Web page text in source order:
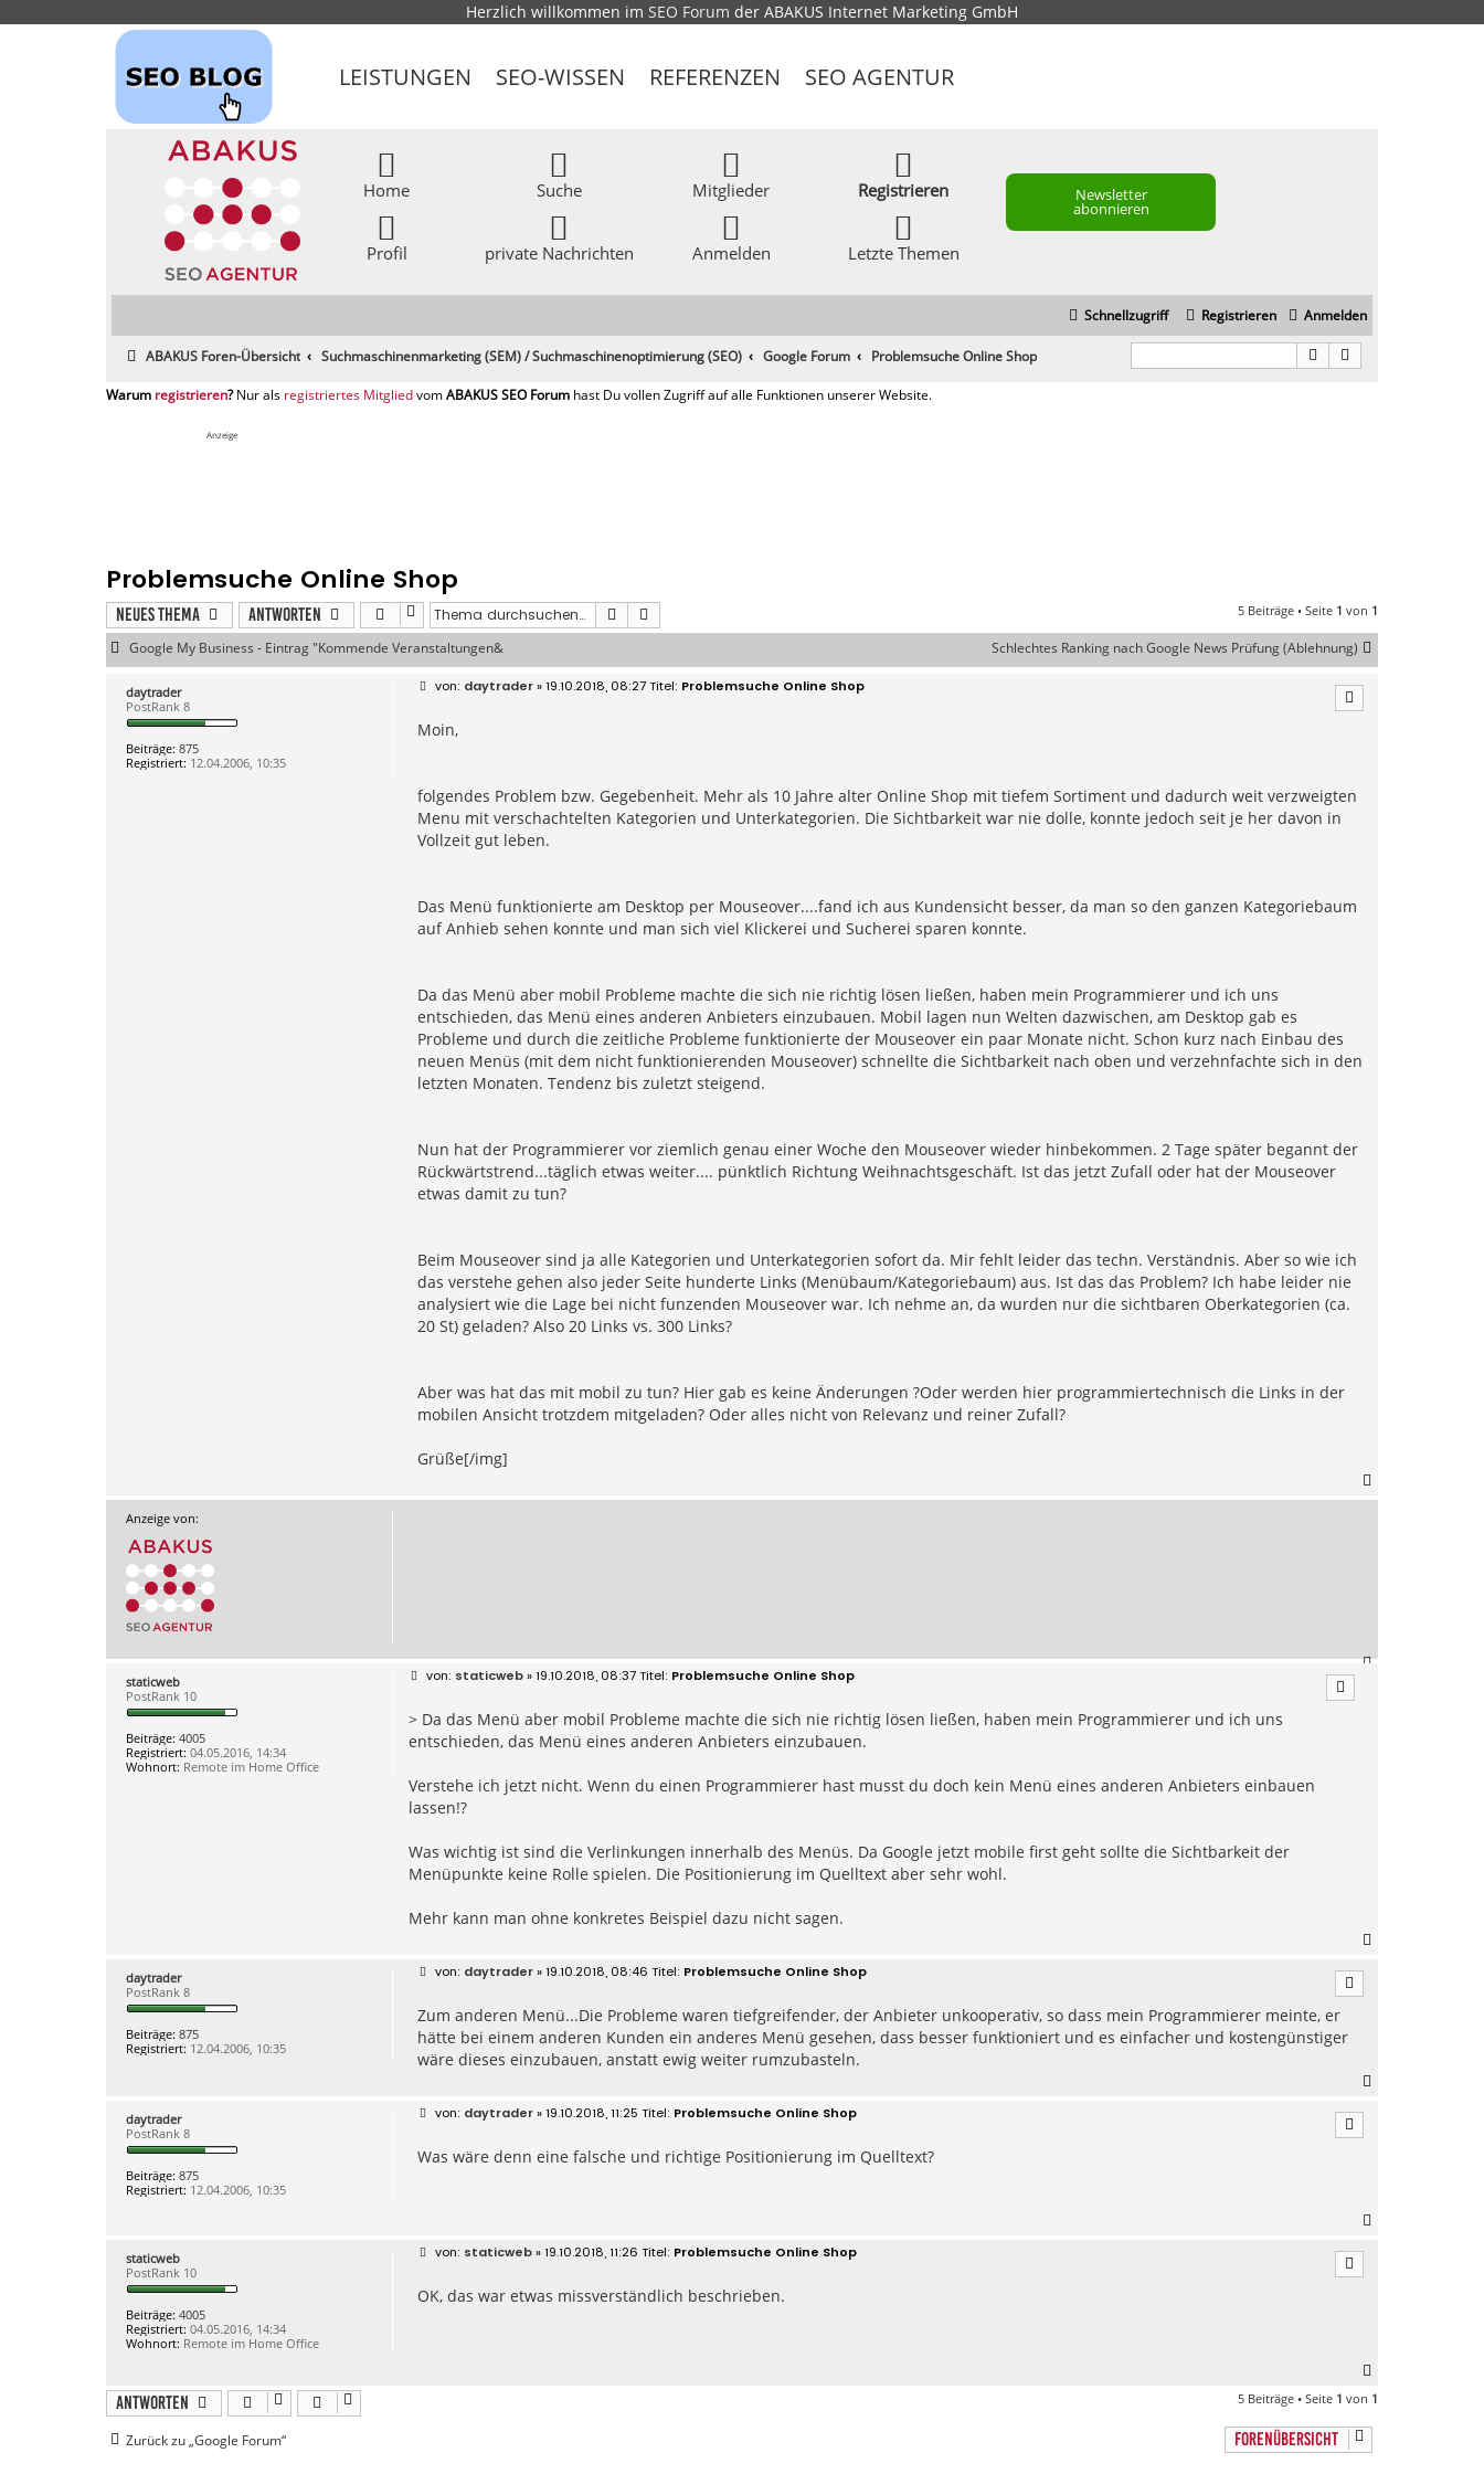
Herzlich willkommen im SEO Forum der ABAKUS Internet Marketing GmbH
LEISTUNGEN SEO-WISSEN REFERENZEN SEO AGENTUR
Home
Profil
Suche
private Nachrichten
Mitglieder
Anmelden
Registrieren
Letzte Themen
Newsletter
abonnieren
Schnellzugriff Anmelden
Registrieren
ABAKUS Foren-Übersicht Suchmaschinenmarketing (SEM) / Suchmaschinenoptimierung (SEO) Google Forum Problemsuche Online Shop
registrieren registriertes Mitglied
Anzeige
Problemsuche Online Shop
Neues Thema Antworten Suche 5 Beiträge • Seite 1 von 1
Google My Business - Eintrag "Kommende Veranstaltungen& Schlechtes Ranking nach Google News Prüfung (Ablehnung)
daytrader
PostRank 8
Beiträge: 875
Registriert: 12.04.2006, 10:35
B
t
daytrader» 19.10.2018, 08:27 Problemsuche Online Shop
Moin,
folgendes Problem bzw. Gegebenheit. Mehr als 10 Jahre alter Online Shop mit tiefem Sortiment und dadurch weit verzweigten
Menu mit verschachtelten Kategorien und Unterkategorien. Die Sichtbarkeit war nie dolle, konnte jedoch seit je her davon in
Vollzeit gut leben.
Das Menü funktionierte am Desktop per Mouseover....fand ich aus Kundensicht besser, da man so den ganzen Kategoriebaum
auf Anhieb sehen konnte und man sich viel Klickerei und Sucherei sparen konnte.
Da das Menü aber mobil Probleme machte die sich nie richtig lösen ließen, haben mein Programmierer und ich uns
entschieden, das Menü eines anderen Anbieters einzubauen. Mobil lagen nun Welten dazwischen, am Desktop gab es
Probleme und durch die zeitliche Probleme funktionierte der Mouseover ein paar Monate nicht. Schon kurz nach Einbau des
neuen Menüs (mit dem nicht funktionierenden Mouseover) schnellte die Sichtbarkeit nach oben und verzehnfachte sich in den
letzten Monaten. Tendenz bis zuletzt steigend.
Nun hat der Programmierer vor ziemlich genau einer Woche den Mouseover wieder hinbekommen. 2 Tage später begannt der
Rückwärtstrend...täglich etwas weiter.... pünktlich Richtung Weihnachtsgeschäft. Ist das jetzt Zufall oder hat der Mouseover
etwas damit zu tun?
Beim Mouseover sind ja alle Kategorien und Unterkategorien sofort da. Mir fehlt leider das techn. Verständnis. Aber so wie ich
das verstehe gehen also jeder Seite hunderte Links (Menübaum/Kategoriebaum) aus. Ist das das Problem? Ich habe leider nie
analysiert wie die Lage bei nicht funzenden Mouseover war. Ich nehme an, da wurden nur die sichtbaren Oberkategorien (ca.
20 St) geladen? Also 20 Links vs. 300 Links?
Aber was hat das mit mobil zu tun? Hier gab es keine Änderungen ?Oder werden hier programmiertechnisch die Links in der
mobilen Ansicht trotzdem mitgeladen? Oder alles nicht von Relevanz und reiner Zufall?
Grüße[/img]
a
Anzeige von:
N
staticweb
PostRank 10
Beiträge: 4005
Registriert: 04.05.2016, 14:34
Wohnort: Remote im Home Office
B
t
a
staticweb» 19.10.2018, 08:37 Problemsuche Online Shop
> Da das Menü aber mobil Probleme machte die sich nie richtig lösen ließen, haben mein Programmierer und ich uns
entschieden, das Menü eines anderen Anbieters einzubauen.
Verstehe ich jetzt nicht. Wenn du einen Programmierer hast musst du doch kein Menü eines anderen Anbieters einbauen
lassen!?
Was wichtig ist sind die Verlinkungen innerhalb des Menüs. Da Google jetzt mobile first geht sollte die Sichtbarkeit der
Menüpunkte keine Rolle spielen. Die Positionierung im Quelltext aber sehr wohl.
Mehr kann man ohne konkretes Beispiel dazu nicht sagen.
daytrader
PostRank 8
Beiträge: 875
Registriert: 12.04.2006, 10:35
B
t
a
g
daytrader» 19.10.2018, 08:46 Problemsuche Online Shop
Zum anderen Menü...Die Probleme waren tiefgreifender, der Anbieter unkooperativ, so dass mein Programmierer meinte, er
hätte bei einem anderen Kunden ein anderes Menü gesehen, dass besser funktioniert und es einfacher und kostengünstiger
wäre dieses einzubauen, anstatt ewig weiter rumzubasteln.
daytrader
PostRank 8
Beiträge: 875
Registriert: 12.04.2006, 10:35
B
t
daytrader» 19.10.2018, 11:25 Problemsuche Online Shop
Was wäre denn eine falsche und richtige Positionierung im Quelltext?
staticweb
PostRank 10
Beiträge: 4005
Registriert: 04.05.2016, 14:34
Wohnort: Remote im Home Office
B
t
staticweb» 19.10.2018, 11:26 Problemsuche Online Shop
OK, das war etwas missverständlich beschrieben.
Antworten 5 Beiträge • Seite 1 von 1
Zurück zu „Google Forum“ FORENÜBERSICHT